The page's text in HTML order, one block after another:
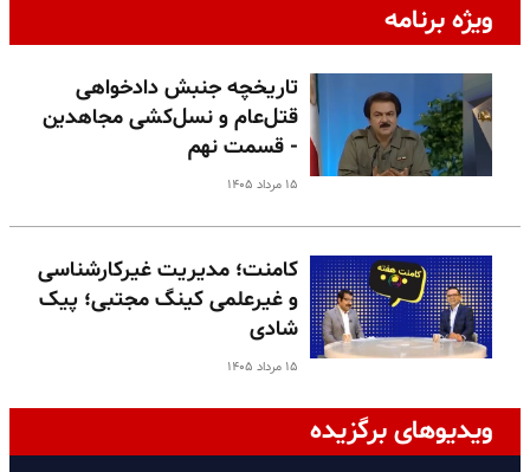
ویژه برنامه
تاریخچه جنبش دادخواهی
قتل‌عام و نسل‌کشی مجاهدین
- قسمت نهم
۱۵ مرداد ۱۴۰۵
کامنت؛ مدیریت غیرکارشناسی
و غیرعلمی کینگ مجتبی؛ پیک
شادی
۱۵ مرداد ۱۴۰۵
ویدیوهای برگزیده